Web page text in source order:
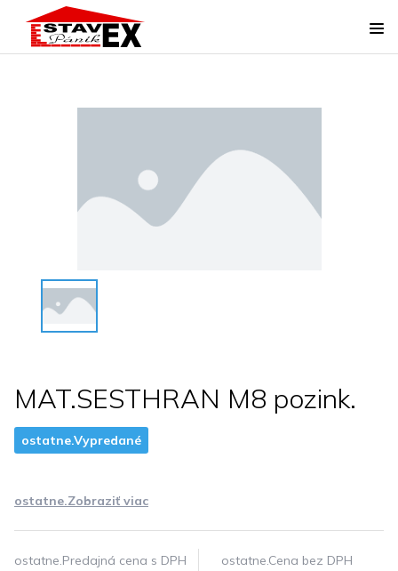
MAT.SESTHRAN M8 pozink.
ostatne.Vypredané
ostatne.Zobraziť viac
ostatne.Predajná cena s DPH ostatne.Cena bez DPH